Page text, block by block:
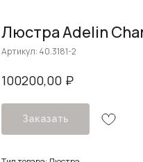
Люстра Adelin
Артикул: 40.3181-2
100200,00 ₽
Заказать